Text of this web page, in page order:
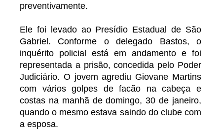
preventivamente.
Ele foi levado ao Presídio Estadual de São
Gabriel. Conforme o delegado Bastos, o
inquérito policial está em andamento e foi
representada a prisão, concedida pelo Poder
Judiciário. O jovem agrediu Giovane Martins
com vários golpes de facão na cabeça e
costas na manhã de domingo, 30 de janeiro,
quando o mesmo estava saindo do clube com
a esposa.